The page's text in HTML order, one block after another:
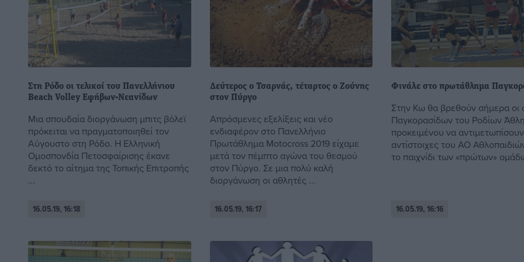
Στη Ρόδο οι τελικοί του Πανελλήνιου
Beach Volley Εφήβων-Νεανίδων
Μια σπουδαία διοργάνωση μπιτς βόλεϊ
πρόκειται να πραγματοποιηθεί τον
Αύγουστο στη Ρόδο. Η Ελληνική
Ομοσπονδία Πετοσφαίρισης έκανε
δεκτό το αίτημα της Τοπικής Επιτροπής
...
16.05.19, 16:18
Δεύτερος ο Τσαρνάς, τέταρτος ο Ζούνης
στον Πύργο
Απρόσμενες εξελίξεις και νέο
ενδιαφέρον στο Πανελλήνιο
Πρωτάθλημα Motocross 2019 είχαμε
μετά τον πέμπτο αγώνα του θεσμού
στον Πύργο. Σε μια πολύ καλή
διοργάνωση οι αθλητές ...
16.05.19, 16:17
Φινάλε στο πρωτάθλημα
Στην Κω θα βρεθούν σήμερα οι
Παγκορασίδων του Ροδίων
προκειμένου να αντιμετωπίσουν
αντίστοιχες του ΑΟ
το παιχνίδι των «πρώτων»
16.05.19, 16:16